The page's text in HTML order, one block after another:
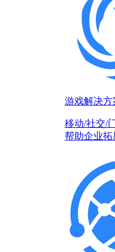
游戏解决方
移动/社交/
帮助企业